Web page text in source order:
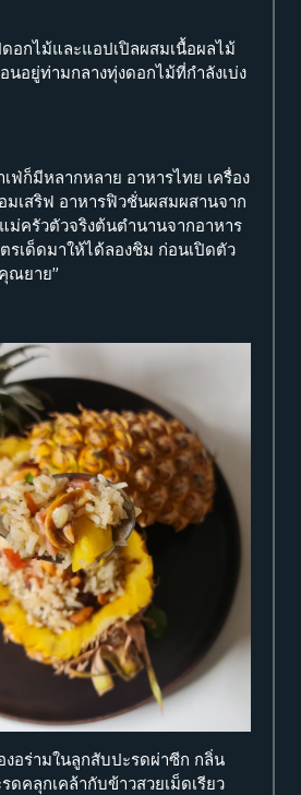
อกไม้และแอปเปิลผสมเนื้อผลไม้
นอยู่ท่ามกลางทุ่งดอกไม้ที่กำลังเบ่ง
ฟ่ก็มีหลากหลาย อาหารไทย เครื่อง
เสริฟ อาหารฟิวชั่นผสมผสานจาก
ครัวตัวจริงต้นตำนานจากอาหาร
รเด็ดมาให้ได้ลองชิม ก่อนเปิดตัว
ณยาย”
งอร่ามในลูกสับปะรดผ่าซีก กลิ่น
คลุกเคล้ากับข้าวสวยเม็ดเรียว